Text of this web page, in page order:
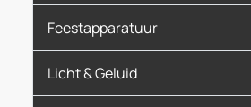
Feestapparatuur
Licht & Geluid